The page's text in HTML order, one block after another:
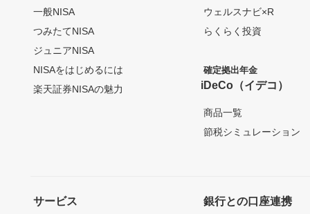
一般NISA
つみたてNISA
ジュニアNISA
NISAをはじめるには
楽天証券NISAの魅力
ウェルスナビ×R
らくらく投資
確定拠出年金
iDeCo（イデコ）
商品一覧
節税シミュレーション
サービス 銀行との口座連携